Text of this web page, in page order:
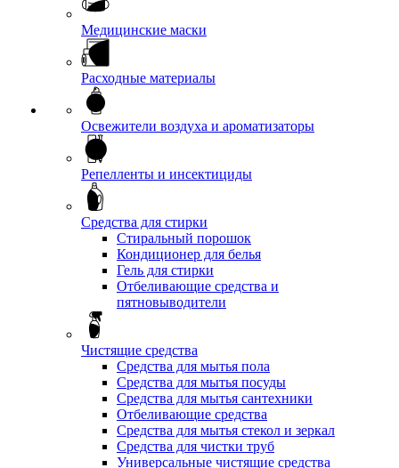
Медицинские маски
Расходные материалы
Освежители воздуха и ароматизаторы
Репелленты и инсектициды
Средства для стирки
Стиральный порошок
Кондиционер для белья
Гель для стирки
Отбеливающие средства и
пятновыводители
Чистящие средства
Средства для мытья пола
Средства для мытья посуды
Средства для мытья сантехники
Отбеливающие средства
Средства для мытья стекол и зеркал
Средства для чистки труб
Универсальные чистящие средства